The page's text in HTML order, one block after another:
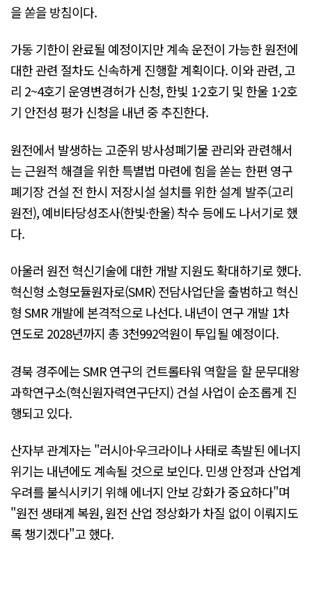
을 쏟을 방침이다.
가동 기한이 완료될 예정이지만 계속 운전이 가능한 원전에
대한 관련 절차도 신속하게 진행할 계획이다. 이와 관련, 고
리 2~4호기 운영변경허가 신청, 한빛 1·2호기 및 한울 1·2호
기 안전성 평가 신청을 내년 중 추진한다.
원전에서 발생하는 고준위 방사성폐기물 관리와 관련해서
는 근원적 해결을 위한 특별법 마련에 힘을 쏟는 한편 영구
폐기장 건설 전 한시 저장시설 설치를 위한 설계 발주(고리
원전), 예비타당성조사(한빛·한울) 착수 등에도 나서기로 했
다.
아울러 원전 혁신기술에 대한 개발 지원도 확대하기로 했다.
혁신형 소형모듈원자로(SMR) 전담사업단을 출범하고 혁신
형 SMR 개발에 본격적으로 나선다. 내년이 연구 개발 1차
연도로 2028년까지 총 3천992억원이 투입될 예정이다.
경북 경주에는 SMR 연구의 컨트롤타워 역할을 할 문무대왕
과학연구소(혁신원자력연구단지) 건설 사업이 순조롭게 진
행되고 있다.
산자부 관계자는 "러시아·우크라이나 사태로 촉발된 에너지
위기는 내년에도 계속될 것으로 보인다. 민생 안정과 산업계
우려를 불식시키기 위해 에너지 안보 강화가 중요하다"며
"원전 생태계 복원, 원전 산업 정상화가 차질 없이 이뤄지도
록 챙기겠다"고 했다.